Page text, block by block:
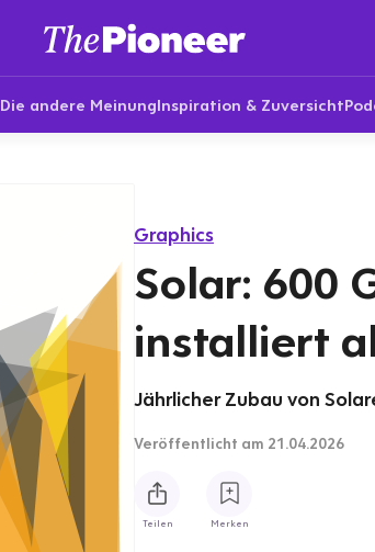
Die andere MeinungInspiration & Zuversicht
Graphics
Solar: 600
installiert
Jährlicher Zubau von
Veröffentlicht am 21.04.2026
Teilen Merken